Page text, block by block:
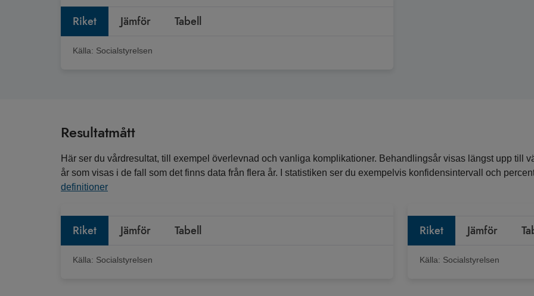
Riket Jämför Tabell
Källa: Socialstyrelsen
Resultatmått
Här ser du vårdresultat, till exempel överlevnad och vanliga komplikationer. Behandlingsår visas längst upp till
år som visas i de fall som det finns data från flera år. I statistiken ser du exempelvis konfidensintervall och
definitioner
Riket Jämför Tabell
Källa: Socialstyrelsen
Riket Jämför
Källa: Socialstyrelsen